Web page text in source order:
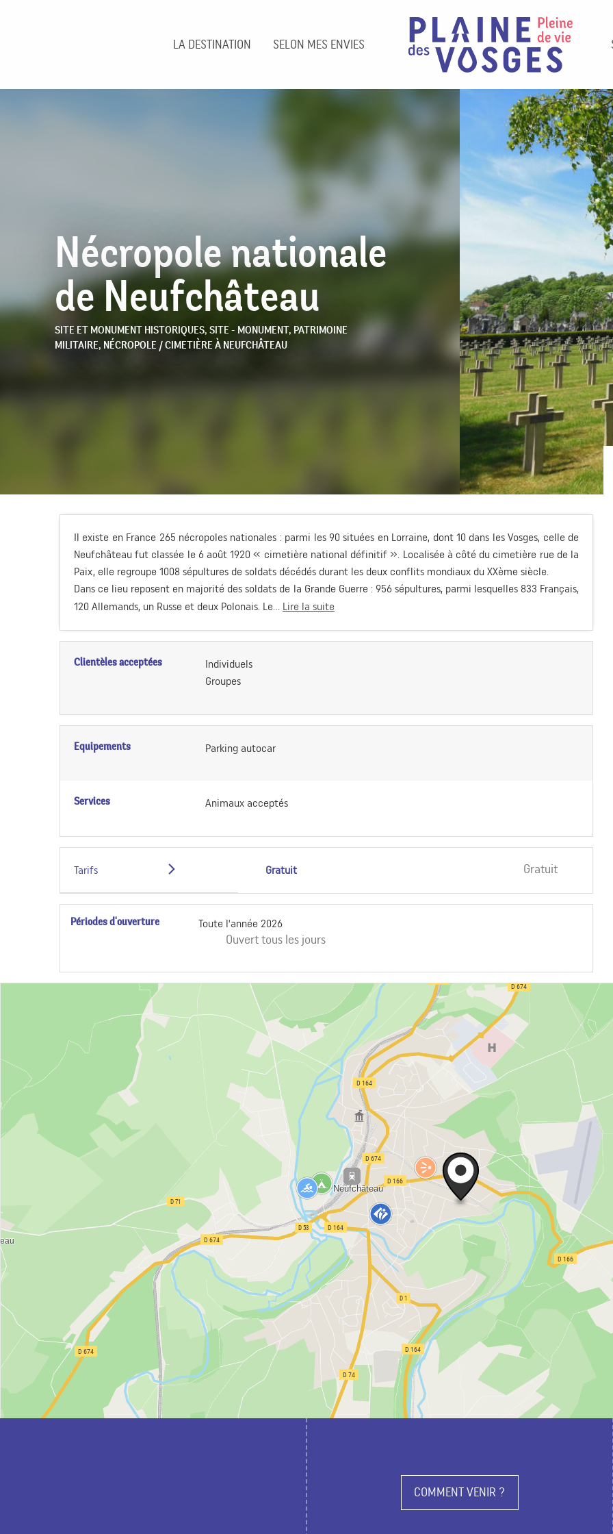
LA DESTINATION SELON MES ENVIES
Nécropole nationale
de Neufchâteau
SITE ET MONUMENT HISTORIQUES, SITE - MONUMENT, PATRIMOINE
MILITAIRE, NÉCROPOLE / CIMETIÈRE À NEUFCHÂTEAU
Il existe en France 265 nécropoles nationales : parmi les 90 situées en Lorraine, dont 10 dans les Vosges, celle de
Neufchâteau fut classée le 6 août 1920 « cimetière national définitif ». Localisée à côté du cimetière rue de la
Paix, elle regroupe 1008 sépultures de soldats décédés durant les deux conflits mondiaux du XXème siècle.
Dans ce lieu reposent en majorité des soldats de la Grande Guerre : 956 sépultures, parmi lesquelles 833 Français,
120 Allemands, un Russe et deux Polonais. Le... Lire la suite
Clientèles acceptées
Individuels
Groupes
Equipements Parking autocar
Services Animaux acceptés
Tarifs Gratuit Gratuit
Périodes d'ouverture Toute l'année 2026
Ouverttous les jours
COMMENT VENIR ?